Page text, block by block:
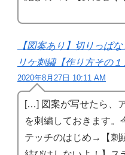
【図案あり】切りっぱ
リケ刺繍【作り方その
2020年8月27日 10:11 AM
[…] 図案が写せたら、
を刺繍しておきます。
テッチのはじめ→【刺